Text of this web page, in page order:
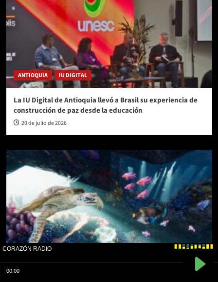
ANTIOQUIA IU DIGITAL
La IU Digital de Antioquia llevó a Brasil su experiencia de
construcción de paz desde la educación
20 de julio de 2026